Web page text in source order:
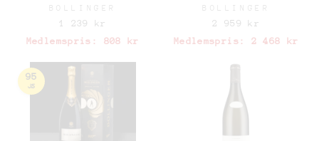
BOLLINGER
1 239 kr
Medlemspris:
808 kr
BOLLINGER
2 959 kr
Medlemspris:
2 468 kr
95
JS